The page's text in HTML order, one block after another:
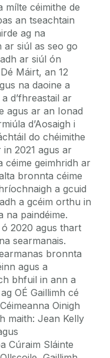
mílte céimithe de
an tseachtain
ag na
ar siúl as seo go
ar siúl ón
Máirt, an 12
na daoine a
d’fhreastail ar
agus ar an Ionad
d’Aosaigh i
do chéimithe
2021 agus ar
céime geimhridh ar
bronnta céime
a gcuid
a gcéim orthu in
na paindéime.
2020 agus thart
searmanais.
bronnta
agus a
bhfuil in ann a
OÉ Gaillimh cé
Oinigh
maith: Jean Kelly
Cúraim Sláinte